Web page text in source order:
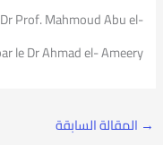
Prof. Mahmoud Abu el-
le Dr Ahmad el- Ameery
→ المقالة السابقة